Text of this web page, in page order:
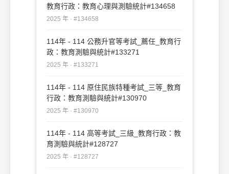
教育行政：教育心理與測驗統計#134658
2025 年 · #134658
114年 - 114 公務升官等考試_薦任_教育行
政：教育測驗與統計#133271
2025 年 · #133271
114年 - 114 原住民族特種考試_三等_教育
行政：教育測驗與統計#130970
2025 年 · #130970
114年 - 114 高等考試_三級_教育行政：教
育測驗與統計#128727
2025 年 · #128727